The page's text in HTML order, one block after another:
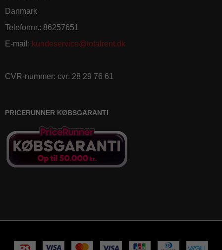
Danmark
Telefonnr.: 86257651
E-mail : kundeservice@totalrent.dk
CVR-nummer: cvr: 28 29 76 61
PRICERUNNER KØBSGARANTI